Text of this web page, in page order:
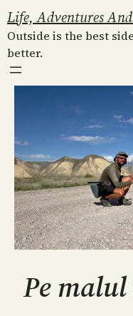
Skip
to
content
Life, Adventures
Outside is the best
better.
Pe